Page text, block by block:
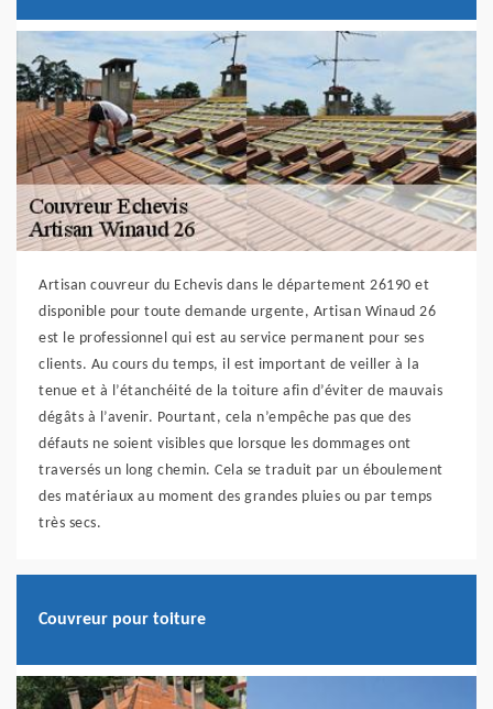
Artisan couvreur du Echevis dans le département 26190 et
disponible pour toute demande urgente, Artisan Winaud 26
est le professionnel qui est au service permanent pour ses
clients. Au cours du temps, il est important de veiller à la
tenue et à l’étanchéité de la toiture afin d’éviter de mauvais
dégâts à l’avenir. Pourtant, cela n’empêche pas que des
défauts ne soient visibles que lorsque les dommages ont
traversés un long chemin. Cela se traduit par un éboulement
des matériaux au moment des grandes pluies ou par temps
très secs.
Couvreur pour toiture